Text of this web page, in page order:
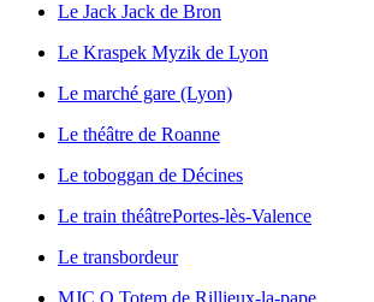
Le Jack Jack de Bron
Le Kraspek Myzik de Lyon
Le marché gare (Lyon)
Le théâtre de Roanne
Le toboggan de Décines
Le train théâtrePortes-lès-Valence
Le transbordeur